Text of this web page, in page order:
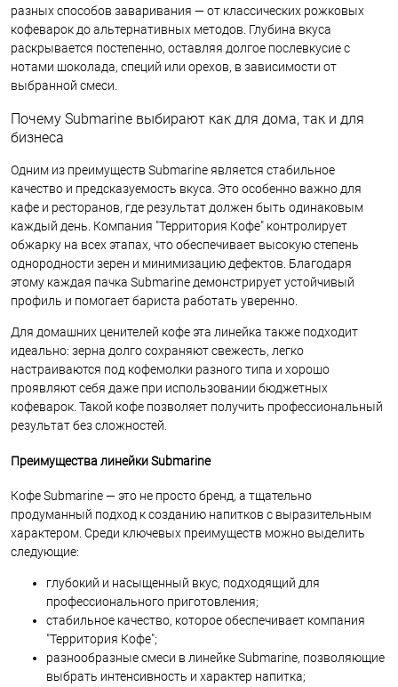
разных способов заваривания — от классических рожковых
кофеварок до альтернативных методов. Глубина вкуса
раскрывается постепенно, оставляя долгое послевкусие с
нотами шоколада, специй или орехов, в зависимости от
выбранной смеси.
Почему Submarine выбирают как для дома, так и для
бизнеса
Одним из преимуществ Submarine является стабильное
качество и предсказуемость вкуса. Это особенно важно для
кафе и ресторанов, где результат должен быть одинаковым
каждый день. Компания "Территория Кофе" контролирует
обжарку на всех этапах, что обеспечивает высокую степень
однородности зерен и минимизацию дефектов. Благодаря
этому каждая пачка Submarine демонстрирует устойчивый
профиль и помогает бариста работать уверенно.
Для домашних ценителей кофе эта линейка также подходит
идеально: зерна долго сохраняют свежесть, легко
настраиваются под кофемолки разного типа и хорошо
проявляют себя даже при использовании бюджетных
кофеварок. Такой кофе позволяет получить профессиональный
результат без сложностей.
Преимущества линейки Submarine
Кофе Submarine — это не просто бренд, а тщательно
продуманный подход к созданию напитков с выразительным
характером. Среди ключевых преимуществ можно выделить
следующие:
глубокий и насыщенный вкус, подходящий для
профессионального приготовления;
стабильное качество, которое обеспечивает компания
"Территория Кофе";
разнообразные смеси в линейке Submarine, позволяющие
выбрать интенсивность и характер напитка;